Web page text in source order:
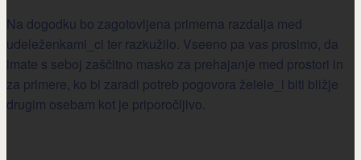
Na dogodku bo zagotovljena primerna razdalja med
udeleženkami_ci ter razkužilo. Vseeno pa vas prosimo, da
imate s seboj zaščitno masko za prehajanje med prostori in
za primere, ko bi zaradi potreb pogovora želele_i biti bližje
drugim osebam kot je priporočljivo.